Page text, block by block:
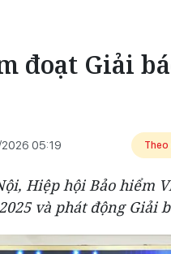
đoạt Giải
05:19 Theo
Hiệp hội Bảo hiểm
và phát động Giải